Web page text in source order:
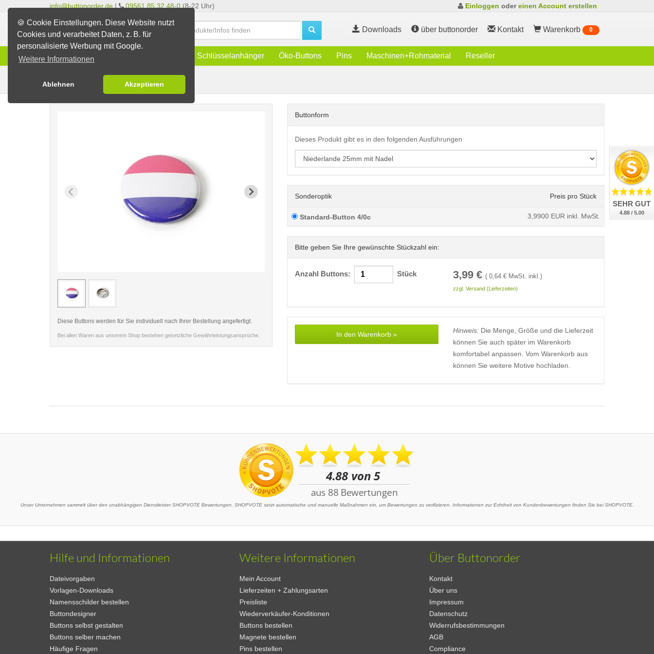
🍪 Cookie Einstellungen. Diese Website nutzt
Cookies und verarbeitet Daten, z. B. für
personalisierte Werbung mit Google.
Weitere Informationen
Ablehnen Akzeptieren
info@buttonorder.de | 09561 85 32 48-0 (8-22 Uhr) Einloggen odereinen Account erstellen
Downloads über buttonorder Kontakt Warenkorb 0
Infos Schlüsselanhänger Öko-Buttons Pins Maschinen+Rohmaterial Reseller
Fertig-Sortiment Flaggen Niederlande
< /picture> < /picture>
Diese Buttons werden für Sie individuell nach Ihrer Bestellung angefertigt.
Bei allen Waren aus unserem Shop bestehen gesetzliche Gewährleistungsansprüche.
Buttonform
Dieses Produkt gibt es in den folgenden Ausführungen
Sonderoptik Preis pro Stück
Standard-Button 4/0c 3,9900 EUR inkl. MwSt.
Bitte geben Sie Ihre gewünschte Stückzahl ein:
Anzahl Buttons: Stück 3,99€ ( 0,64€ MwSt. inkl.)
zzgl. Versand (Lieferzeiten)
In den Warenkorb » Hinweis:Die Menge, Größe und die Lieferzeit
können Sie auch später im Warenkorb
komfortabel anpassen. Vom Warenkorb aus
können Sie weitere Motive hochladen.
Unser Unternehmen sammelt über den unabhängigen Dienstleister SHOPVOTE Bewertungen. SHOPVOTE setzt automatische und manuelle Maßnahmen ein, um Bewertungen zu verifizieren. Informationen zur Echtheit von Kundenbewertungen finden Sie bei SHOPVOTE.
Hilfe und Informationen
Dateivorgaben
Vorlagen-Downloads
Namensschilder bestellen
Buttondesigner
Buttons selbst gestalten
Buttons selber machen
Häufige Fragen
Weitere Informationen
Mein Account
Lieferzeiten + Zahlungsarten
Preisliste
Wiederverkäufer-Konditionen
Buttons bestellen
Magnete bestellen
Pins bestellen
Über Buttonorder
Kontakt
Über uns
Impressum
Datenschutz
Widerrufsbestimmungen
AGB
Compliance
SEHR GUT
4.88 / 5.00